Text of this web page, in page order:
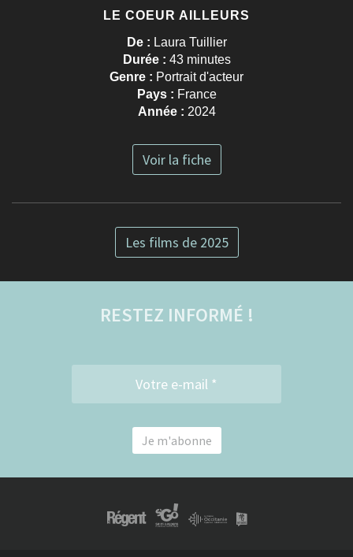
LE COEUR AILLEURS
De : Laura Tuillier
Durée : 43 minutes
Genre : Portrait d'acteur
Pays : France
Année : 2024
Voir la fiche
Les films de 2025
RESTEZ INFORMÉ !